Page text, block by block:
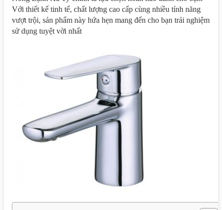
Với thiết kế tinh tế, chất lượng cao cấp cùng nhiều tính năng
vượt trội, sản phẩm này hứa hẹn mang đến cho bạn trải nghiệm
sử dụng tuyệt vời nhất